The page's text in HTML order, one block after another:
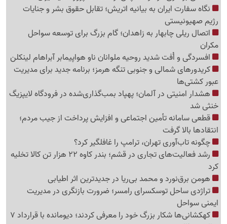
نگاه سفارت ایران به بیانیه اتریش؛ تقابل حقوق بشر و جنایات
رژیم صهیونیستی
اتصال ریلی چابهار به زاهدان؛ گام بزرگ برای توسعه سواحل
مکران
افسردگی و اُفت شدید روحیه ملوانان ناو هواپیمابر آبراهام لینکلن
کریدورهای شمالی و جنوبی تنگه هرمز؛ برنامه جدید برای مدیریت
عبور کشتی‌ها
هشدار امنیتی در آلمان؛ پهپاد بمب‌گذاری‌شده در فرودگاه لایپزیگ
خنثی شد
قطعی سامانه تأمین اجتماعی و افزایش پرداخت از جیب مردم؛
انتقادها بالا گرفت
چگونه تاب‌آوری تهران، ترامپ را غافلگیر کرد؟
رشد فعالیت‌های تجاری در قشم؛ بندر کاوه 22 هزار تن کالا تخلیه
کرد
هومن برق‌نورد و محمد بی‌ریا در جدیدترین اثر اطیابی
تراژدی ساحل توسکسرای رامسر؛ ضرورت بازنگری در مدیریت
ایمنی سواحل
کهکشانی‌ها شکار بزرگ خود را معرفی کردند؛ دیومانده با قرارداد 7